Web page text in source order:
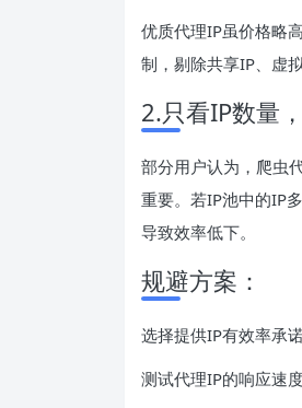
优质代理IP虽价格略
制，剔除共享IP、虚
2.只看IP数量
部分用户认为，爬虫
重要。若IP池中的IP
导致效率低下。
规避方案：
选择提供IP有效率承
测试代理IP的响应速